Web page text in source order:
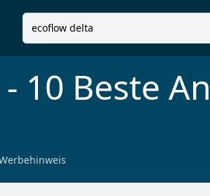
- 10 Beste